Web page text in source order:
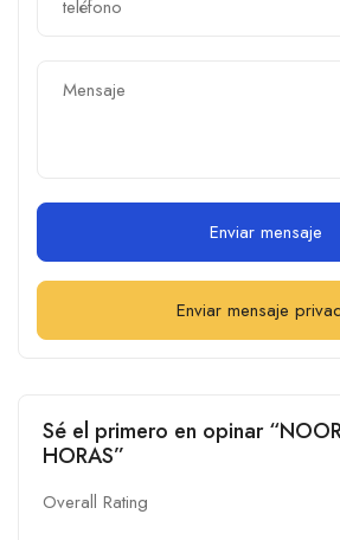
Enviar mensaje
Enviar mensaje
Sé el primero en opinar
HORAS”
Overall Rating